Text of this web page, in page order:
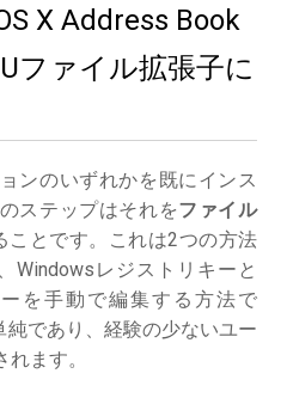
X Address Book
ファイル拡張子に
ンのいずれかを既にインス
ステップはそれをファイル
ことです。これは2つの方法
Windowsレジストリキーと
を手動で編集する方法で
であり、経験の少ないユー
ます。